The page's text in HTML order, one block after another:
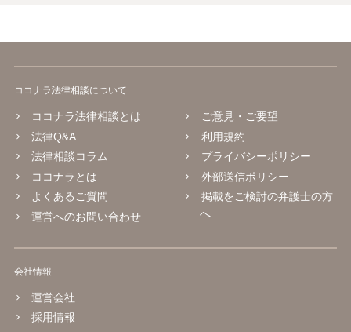
ココナラ法律相談について
ココナラ法律相談とは
法律Q&A
法律相談コラム
ココナラとは
よくあるご質問
運営へのお問い合わせ
ご意見・ご要望
利用規約
プライバシーポリシー
外部送信ポリシー
掲載をご検討の弁護士の方
へ
会社情報
運営会社
採用情報